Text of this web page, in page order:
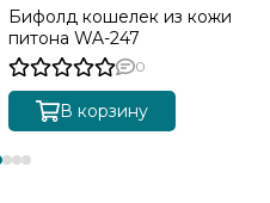
Бифолд кошелек из кожи
питона WA-247
0
В корзину